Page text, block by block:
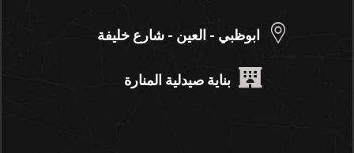
ابوظبي - العين - شارع خليفة
بناية صيدلية المنارة